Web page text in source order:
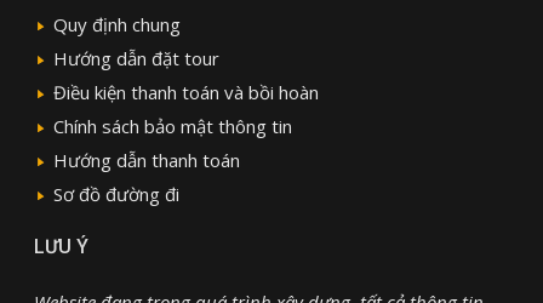
Quy định chung
Hướng dẫn đặt tour
Điều kiện thanh toán và bồi hoàn
Chính sách bảo mật thông tin
Hướng dẫn thanh toán
Sơ đồ đường đi
LƯU Ý